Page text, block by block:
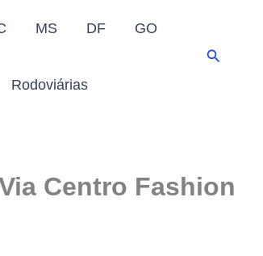
MS DF GO
Rodoviárias
Pesquisar
Centro Fashion